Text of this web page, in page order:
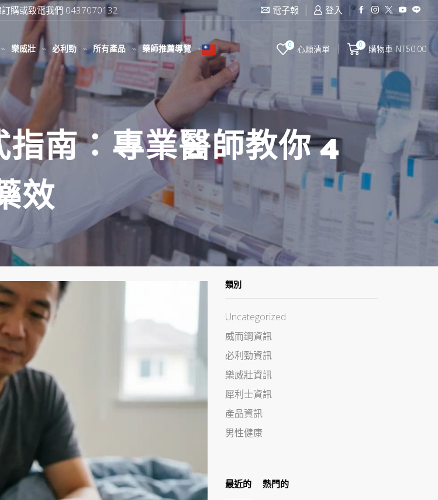
滿2000台幣免運費 電子報 登入
樂威壯 必利勁 所有產品 藥師推薦導覽 0 心願清單 0 購物車 NT$0.00
南：專業醫師教你 4
效
類別
Uncategorized
威而鋼資訊
必利勁資訊
樂威壯資訊
犀利士資訊
產品資訊
男性健康
最近的 熱門的